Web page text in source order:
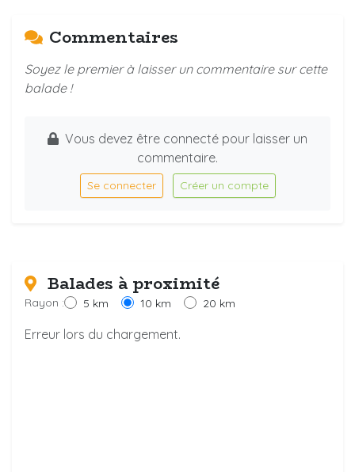
Commentaires
Soyez le premier à laisser un commentaire sur cette
balade !
Vous devez être connecté pour laisser un
commentaire.
Se connecter Créer un compte
Balades à proximité
Rayon : 5 km 10 km 20 km
Erreur lors du chargement.